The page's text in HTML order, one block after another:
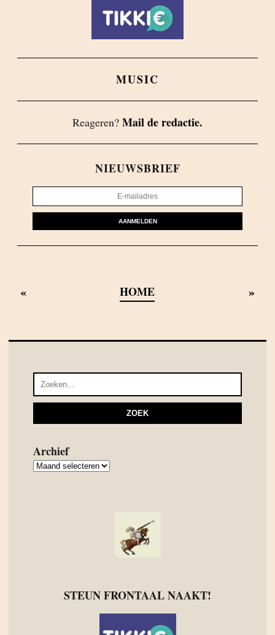
MUSIC
Reageren? Mail de redactie.
NIEUWSBRIEF
AANMELDEN
« HOME »
Archief
Archief
STEUN FRONTAAL NAAKT!